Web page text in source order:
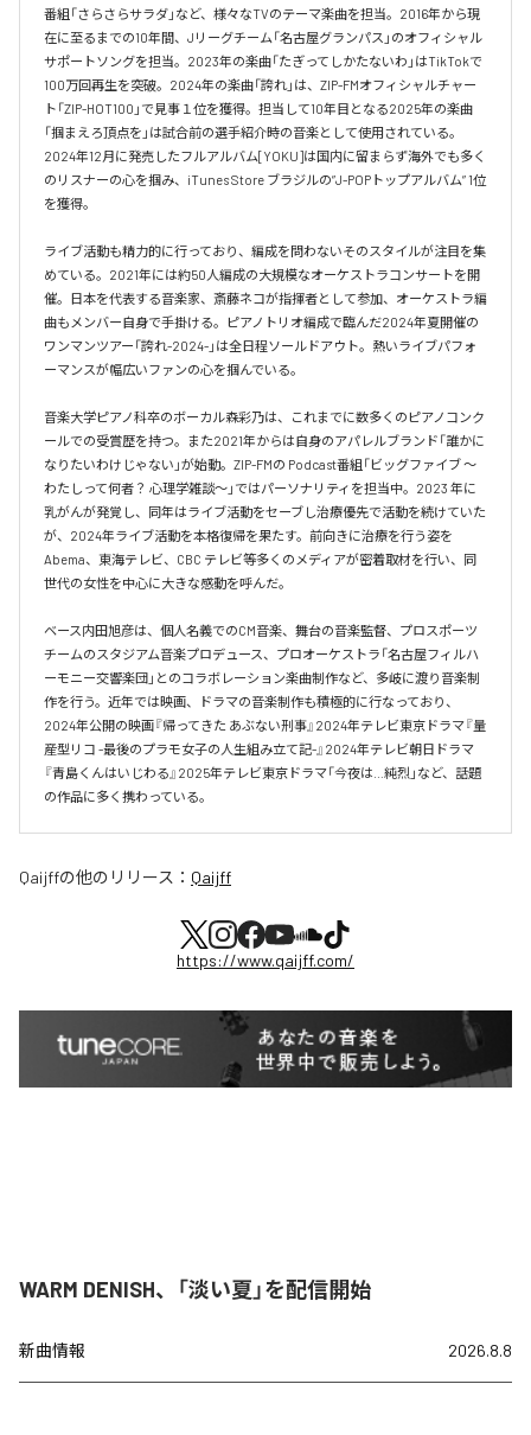
番組「さらさらサラダ」など、様々なTVのテーマ楽曲を担当。2016年から現
在に至るまでの10年間、Jリーグチーム「名古屋グランパス」のオフィシャル
サポートソングを担当。2023年の楽曲「たぎってしかたないわ」はTikTokで
100万回再生を突破。2024年の楽曲「誇れ」は、ZIP-FMオフィシャルチャー
ト「ZIP-HOT100」で見事１位を獲得。担当して10年目となる2025年の楽曲
「掴まえろ頂点を」は試合前の選手紹介時の音楽として使用されている。
2024年12月に発売したフルアルバム[YOKU]は国内に留まらず海外でも多く
のリスナーの心を掴み、iTunes Store ブラジルの”J-POPトップアルバム” 1位
を獲得。
ライブ活動も精力的に行っており、編成を問わないそのスタイルが注目を集
めている。2021年には約50人編成の大規模なオーケストラコンサートを開
催。日本を代表する音楽家、斎藤ネコが指揮者として参加、オーケストラ編
曲もメンバー自身で手掛ける。ピアノトリオ編成で臨んだ2024年夏開催の
ワンマンツアー「誇れ-2024-」は全日程ソールドアウト。熱いライブパフォ
ーマンスが幅広いファンの心を掴んでいる。
音楽大学ピアノ科卒のボーカル森彩乃は、これまでに数多くのピアノコンク
ールでの受賞歴を持つ。また2021年からは自身のアパレルブランド「誰かに
なりたいわけじゃない」が始動。ZIP-FMの Podcast番組「ビッグファイブ 〜
わたしって何者？ 心理学雑談〜」ではパーソナリティを担当中。2023 年に
乳がんが発覚し、同年はライブ活動をセーブし治療優先で活動を続けていた
が、2024年ライブ活動を本格復帰を果たす。前向きに治療を行う姿を
Abema、東海テレビ、CBC テレビ等多くのメディアが密着取材を行い、同
世代の女性を中心に大きな感動を呼んだ。
ベース内田旭彦は、個人名義でのCM音楽、舞台の音楽監督、プロスポーツ
チームのスタジアム音楽プロデュース、プロオーケストラ「名古屋フィルハ
ーモニー交響楽団」とのコラボレーション楽曲制作など、多岐に渡り音楽制
作を行う。近年では映画、ドラマの音楽制作も積極的に行なっており、
2024年公開の映画『帰ってきた あぶない刑事』2024年テレビ東京ドラマ『量
産型リコ -最後のプラモ女子の人生組み立て記-』2024年テレビ朝日ドラマ
『青島くんはいじわる』2025年テレビ東京ドラマ「今夜は…純烈」など、話題
の作品に多く携わっている。
Qaijffの他のリリース： Qaijff
https://www.qaijff.com/
WARM DENISH、「淡い夏」を配信開始
新曲情報 2026.8.8